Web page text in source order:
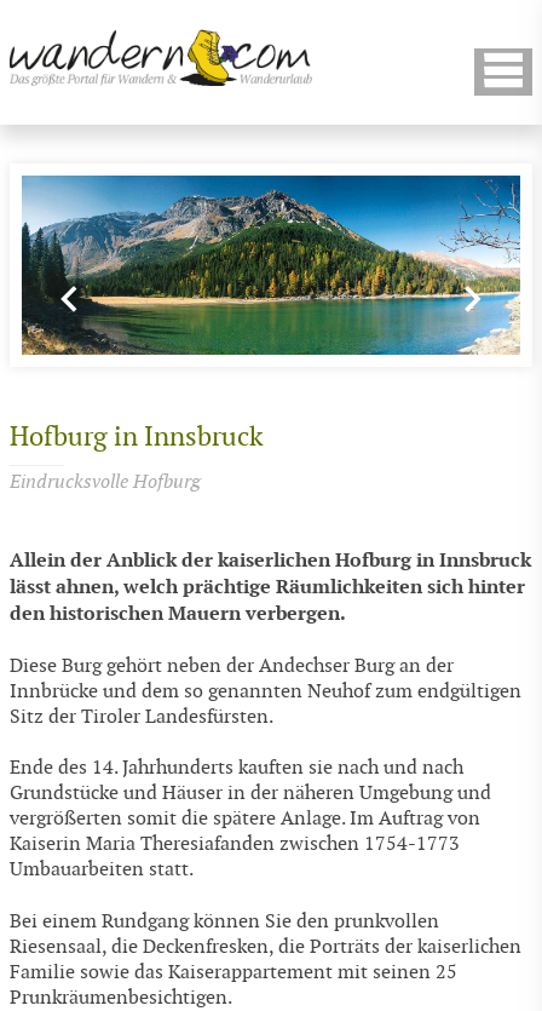
Hofburg in Innsbruck
Eindrucksvolle Hofburg
Allein der Anblick der kaiserlichen Hofburg in Innsbruck
lässt ahnen, welch prächtige Räumlichkeiten sich hinter
den historischen Mauern verbergen.
Diese Burg gehört neben der Andechser Burg an der
Innbrücke und dem so genannten Neuhof zum endgültigen
Sitz der Tiroler Landesfürsten.
Ende des 14. Jahrhunderts kauften sie nach und nach
Grundstücke und Häuser in der näheren Umgebung und
vergrößerten somit die spätere Anlage. Im Auftrag von
Kaiserin Maria Theresiafanden zwischen 1754-1773
Umbauarbeiten statt.
Bei einem Rundgang können Sie den prunkvollen
Riesensaal, die Deckenfresken, die Porträts der kaiserlichen
Familie sowie das Kaiserappartement mit seinen 25
Prunkräumenbesichtigen.